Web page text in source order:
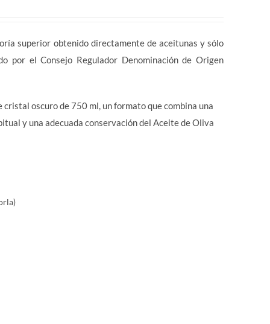
superior obtenido directamente de aceitunas y sólo
por el Consejo Regulador Denominación de Origen
oscuro de 750 ml, un formato que combina una
y una adecuada conservación del Aceite de Oliva